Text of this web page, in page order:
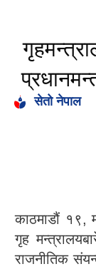
सेतो नेपाल
काठमाडौं १९,
गृह
राजनीतिक